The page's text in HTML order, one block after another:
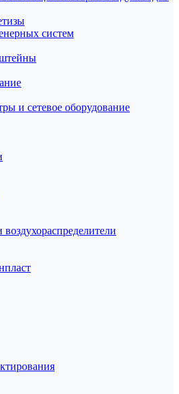
систем
и сетевое оборудование